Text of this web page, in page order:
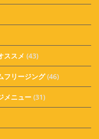
ススメ (43)
フリージング(46)
メニュー (31)